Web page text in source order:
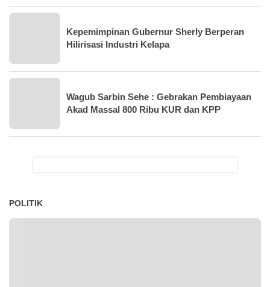
Kepemimpinan Gubernur Sherly Berperan
Hilirisasi Industri Kelapa
Wagub Sarbin Sehe : Gebrakan Pembiayaan
Akad Massal 800 Ribu KUR dan KPP
POLITIK